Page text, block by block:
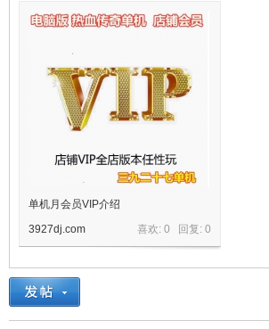
十
单机月会员VIP介绍
喜欢: 0 回复: 0
3927dj.com